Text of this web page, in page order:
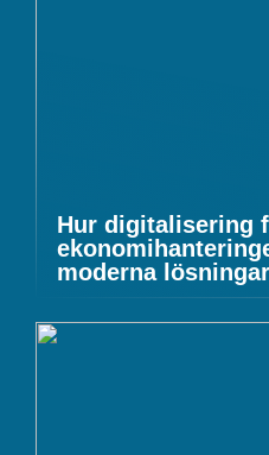
Hur digitalisering
moderna lösningar